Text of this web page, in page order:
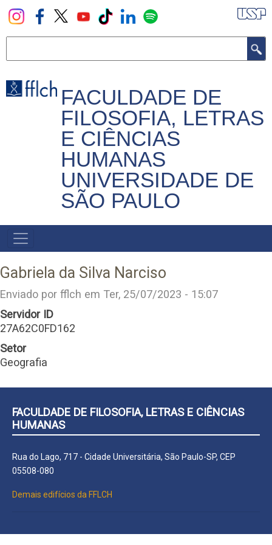
Pular
para
principal
FACULDADE DE
FILOSOFIA, LETRAS
E CIÊNCIAS
HUMANAS
UNIVERSIDADE DE
SÃO PAULO
NAVEGADOR
PRINCIPAL
Gabriela da Silva Narciso
Enviado por fflch em Ter, 25/07/2023 - 15:07
Servidor ID
27A62C0FD162
Setor
Geografia
FACULDADE DE FILOSOFIA, LETRAS E CIÊNCIAS
HUMANAS
Rua do Lago, 717 - Cidade Universitária, São Paulo-SP, CEP
05508-080
Demais edifícios da FFLCH